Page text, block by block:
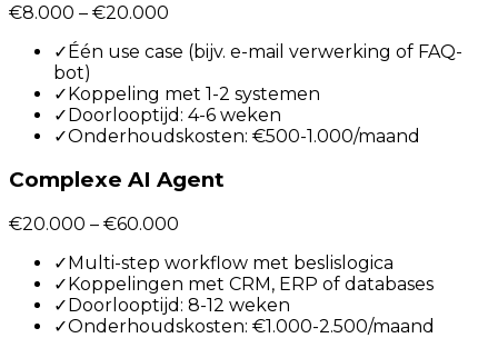
€8.000 – €20.000
✓Één use case (bijv. e-mail verwerking of FAQ-
bot)
✓Koppeling met 1-2 systemen
✓Doorlooptijd: 4-6 weken
✓Onderhoudskosten: €500-1.000/maand
Complexe AI Agent
€20.000 – €60.000
✓Multi-step workflow met beslislogica
✓Koppelingen met CRM, ERP of databases
✓Doorlooptijd: 8-12 weken
✓Onderhoudskosten: €1.000-2.500/maand